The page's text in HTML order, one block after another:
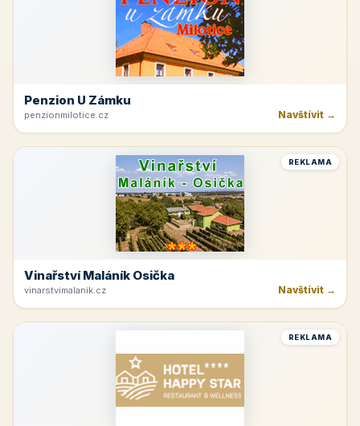
Penzion U Zámku
penzionmilotice.cz Navštívit →
REKLAMA
Vinařství Maláník Osička
vinarstvimalanik.cz Navštívit →
REKLAMA